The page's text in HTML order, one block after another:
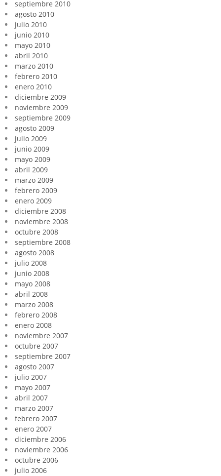
septiembre 2010
agosto 2010
julio 2010
junio 2010
mayo 2010
abril 2010
marzo 2010
febrero 2010
enero 2010
diciembre 2009
noviembre 2009
septiembre 2009
agosto 2009
julio 2009
junio 2009
mayo 2009
abril 2009
marzo 2009
febrero 2009
enero 2009
diciembre 2008
noviembre 2008
octubre 2008
septiembre 2008
agosto 2008
julio 2008
junio 2008
mayo 2008
abril 2008
marzo 2008
febrero 2008
enero 2008
noviembre 2007
octubre 2007
septiembre 2007
agosto 2007
julio 2007
mayo 2007
abril 2007
marzo 2007
febrero 2007
enero 2007
diciembre 2006
noviembre 2006
octubre 2006
julio 2006